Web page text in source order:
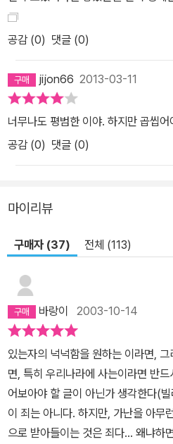
공감 (0) 댓글 (0)
jijon66 2013-03-11
너무나도 평범한 이야. 하지만 곱씹어
공감 (0) 댓글 (0)
마이리뷰
구매자 (37) 전체 (113)
바랑이 2003-10-14
있는자의 넉넉함을 원하는 이라면,
면, 특히 우리나라에 사는이라면 반
어보아야 할 글이 아닌가 생각한다(
이 죄는 아니다. 하지만, 가난을 아무
으로 받아들이는 것은 죄다... 왜냐하